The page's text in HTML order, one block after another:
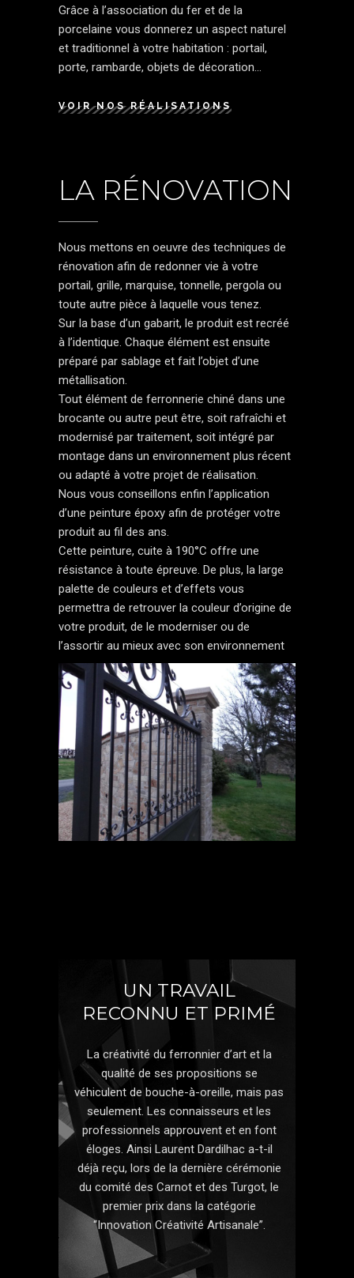
Grâce à l’association du fer et de la
porcelaine vous donnerez un aspect naturel
et traditionnel à votre habitation : portail,
porte, rambarde, objets de décoration...
VOIR NOS RÉALISATIONS
LA RÉNOVATION
Nous mettons en oeuvre des techniques de
rénovation afin de redonner vie à votre
portail, grille, marquise, tonnelle, pergola ou
toute autre pièce à laquelle vous tenez.
Sur la base d’un gabarit, le produit est recréé
à l’identique. Chaque élément est ensuite
préparé par sablage et fait l’objet d’une
métallisation.
Tout élément de ferronnerie chiné dans une
brocante ou autre peut être, soit rafraîchi et
modernisé par traitement, soit intégré par
montage dans un environnement plus récent
ou adapté à votre projet de réalisation.
Nous vous conseillons enfin l’application
d’une peinture époxy afin de protéger votre
produit au fil des ans.
Cette peinture, cuite à 190°C offre une
résistance à toute épreuve. De plus, la large
palette de couleurs et d’effets vous
permettra de retrouver la couleur d’origine de
votre produit, de le moderniser ou de
l’assortir au mieux avec son environnement
UN TRAVAIL
RECONNU ET PRIMÉ
La créativité du ferronnier d’art et la
qualité de ses propositions se
véhiculent de bouche-à-oreille, mais pas
seulement. Les connaisseurs et les
professionnels approuvent et en font
éloges. Ainsi Laurent Dardilhac a-t-il
déjà reçu, lors de la dernière cérémonie
du comité des Carnot et des Turgot, le
premier prix dans la catégorie
“Innovation Créativité Artisanale”.